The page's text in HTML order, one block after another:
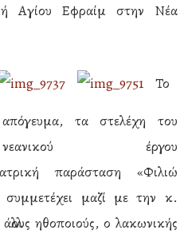
Αγίου Εφραίμ στην Νέα
Το
απόγευμα, τα στελέχη του
νεανικού έργου
παράσταση «Φιλιώ
μαζί με την κ.
ηθοποιούς, ο λακωνικής